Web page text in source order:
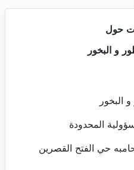
حول
و البخور
البخور
المحدودة
حي الفتح القصرين